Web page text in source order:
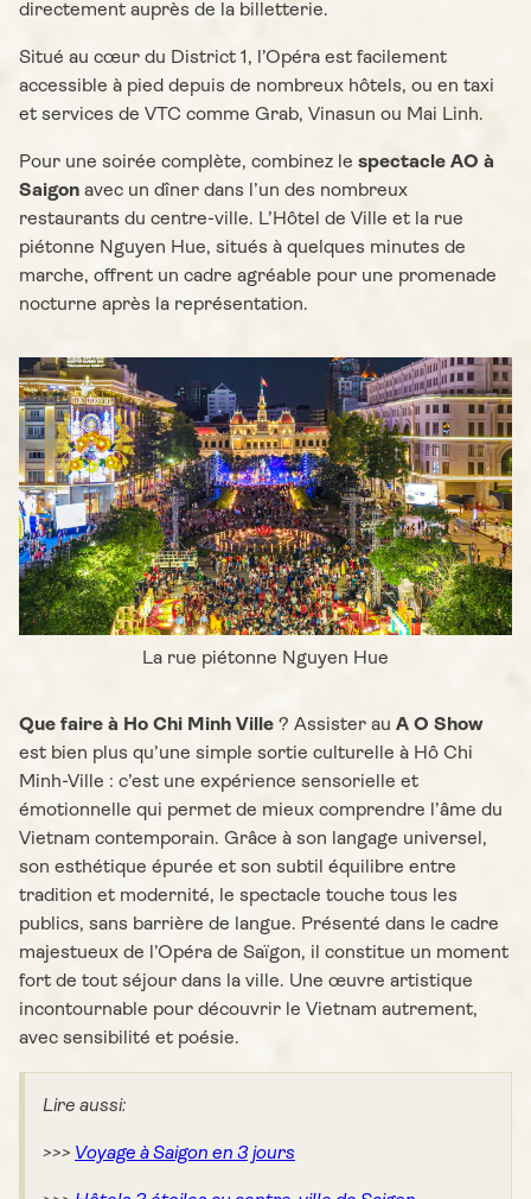
directement auprès de la billetterie.
Situé au cœur du District 1, l’Opéra est facilement
accessible à pied depuis de nombreux hôtels, ou en taxi
et services de VTC comme Grab, Vinasun ou Mai Linh.
Pour une soirée complète, combinez le spectacle AO à
Saigon avec un dîner dans l’un des nombreux
restaurants du centre-ville. L’Hôtel de Ville et la rue
piétonne Nguyen Hue, situés à quelques minutes de
marche, offrent un cadre agréable pour une promenade
nocturne après la représentation.
La rue piétonne Nguyen Hue
Que faire à Ho Chi Minh Ville ? Assister au A O Show
est bien plus qu’une simple sortie culturelle à Hô Chi
Minh-Ville : c’est une expérience sensorielle et
émotionnelle qui permet de mieux comprendre l’âme du
Vietnam contemporain. Grâce à son langage universel,
son esthétique épurée et son subtil équilibre entre
tradition et modernité, le spectacle touche tous les
publics, sans barrière de langue. Présenté dans le cadre
majestueux de l’Opéra de Saïgon, il constitue un moment
fort de tout séjour dans la ville. Une œuvre artistique
incontournable pour découvrir le Vietnam autrement,
avec sensibilité et poésie.
Lire aussi:
>>> Voyage à Saigon en 3 jours